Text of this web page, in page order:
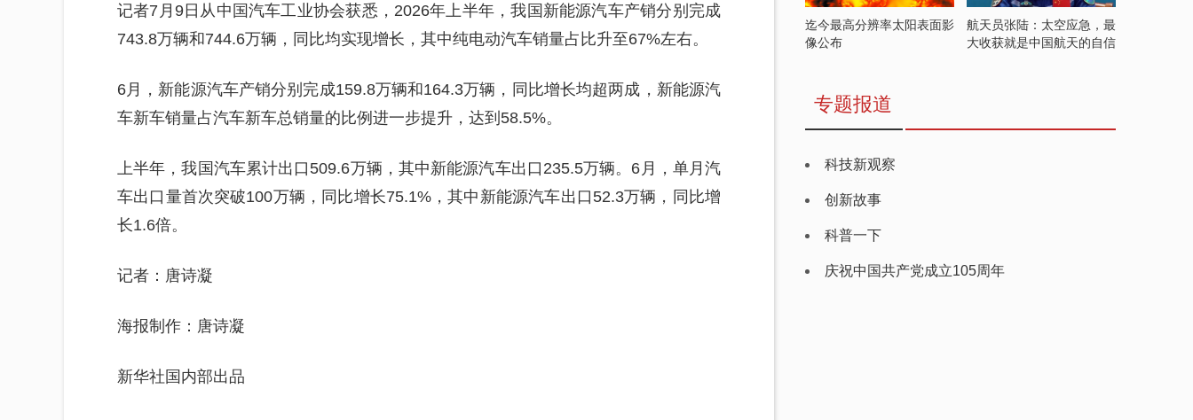
记者7月9日从中国汽车工业协会获悉，2026年上半年，我国新能源汽车产销分别完成
743.8万辆和744.6万辆，同比均实现增长，其中纯电动汽车销量占比升至67%左右。
6月，新能源汽车产销分别完成159.8万辆和164.3万辆，同比增长均超两成，新能源汽
车新车销量占汽车新车总销量的比例进一步提升，达到58.5%。
上半年，我国汽车累计出口509.6万辆，其中新能源汽车出口235.5万辆。6月，单月汽
车出口量首次突破100万辆，同比增长75.1%，其中新能源汽车出口52.3万辆，同比增
长1.6倍。
记者：唐诗凝
海报制作：唐诗凝
新华社国内部出品
迄今最高分辨率太阳表面影
像公布
航天员张陆：太空应急，最
大收获就是中国航天的自信
专题报道
科技新观察
创新故事
科普一下
庆祝中国共产党成立105周年